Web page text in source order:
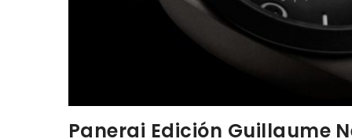
Panerai Edición Guillaume